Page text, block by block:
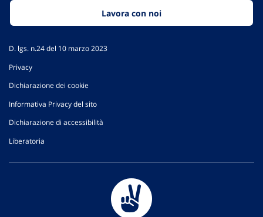
Lavora con noi
D. lgs. n.24 del 10 marzo 2023
Privacy
Dichiarazione dei cookie
Informativa Privacy del sito
Dichiarazione di accessibilità
Liberatoria